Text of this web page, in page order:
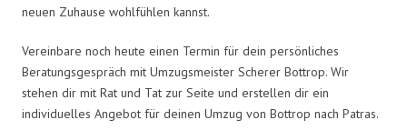
neuen Zuhause wohlfühlen kannst.
Vereinbare noch heute einen Termin für dein persönliches
Beratungsgespräch mit Umzugsmeister Scherer Bottrop. Wir
stehen dir mit Rat und Tat zur Seite und erstellen dir ein
individuelles Angebot für deinen Umzug von Bottrop nach Patras.